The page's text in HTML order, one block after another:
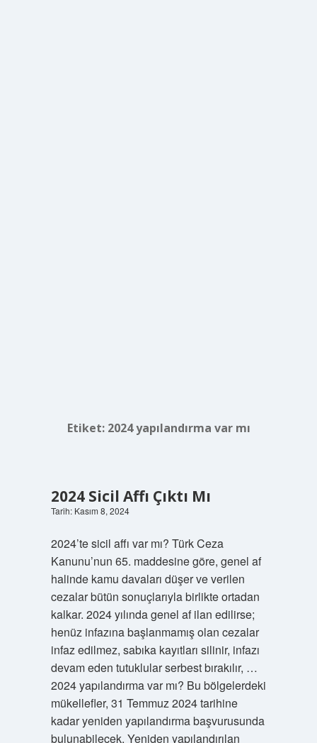
Etiket: 2024 yapılandırma var mı
2024 Sicil Affı Çıktı Mı
Tarih: Kasım 8, 2024
2024’te sicil affı var mı? Türk Ceza
Kanunu’nun 65. maddesine göre, genel af
halinde kamu davaları düşer ve verilen
cezalar bütün sonuçlarıyla birlikte ortadan
kalkar. 2024 yılında genel af ilan edilirse;
henüz infazına başlanmamış olan cezalar
infaz edilmez, sabıka kayıtları silinir, infazı
devam eden tutuklular serbest bırakılır, …
2024 yapılandırma var mı? Bu bölgelerdeki
mükellefler, 31 Temmuz 2024 tarihine
kadar yeniden yapılandırma başvurusunda
bulunabilecek. Yeniden yapılandırılan